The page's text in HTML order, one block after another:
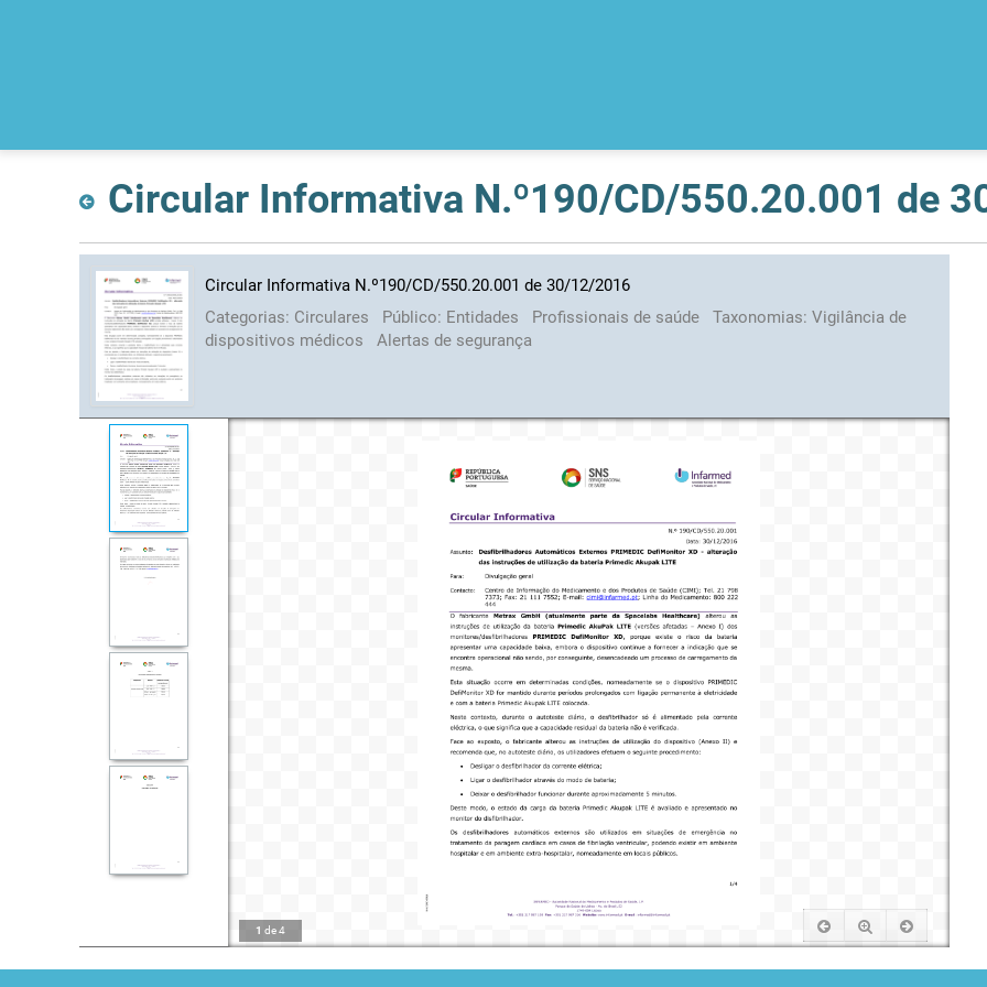
Circular Informativa N.º190/CD/550.20.001 de
Circular Informativa N.º190/CD/550.20.001 de 30/12/2016
Categorias: Circulares Público: Entidades Profissionais de saúde Taxonomias: Vigilância de
dispositivos médicos
Alertas de segurança
1 de4